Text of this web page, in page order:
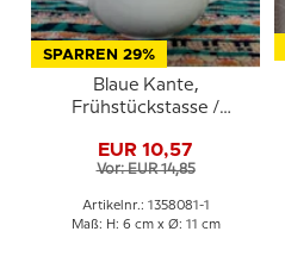
SPARREN 29%
Blaue Kante,
Frühstückstasse /
Deckel (OHNE UNTERE
TASSE), Royal
Copenhagen NR. 3081
EUR 10,57
Vor: EUR 14,85
Artikelnr.: 1358081-1
Maß: H: 6 cm x Ø: 11 cm